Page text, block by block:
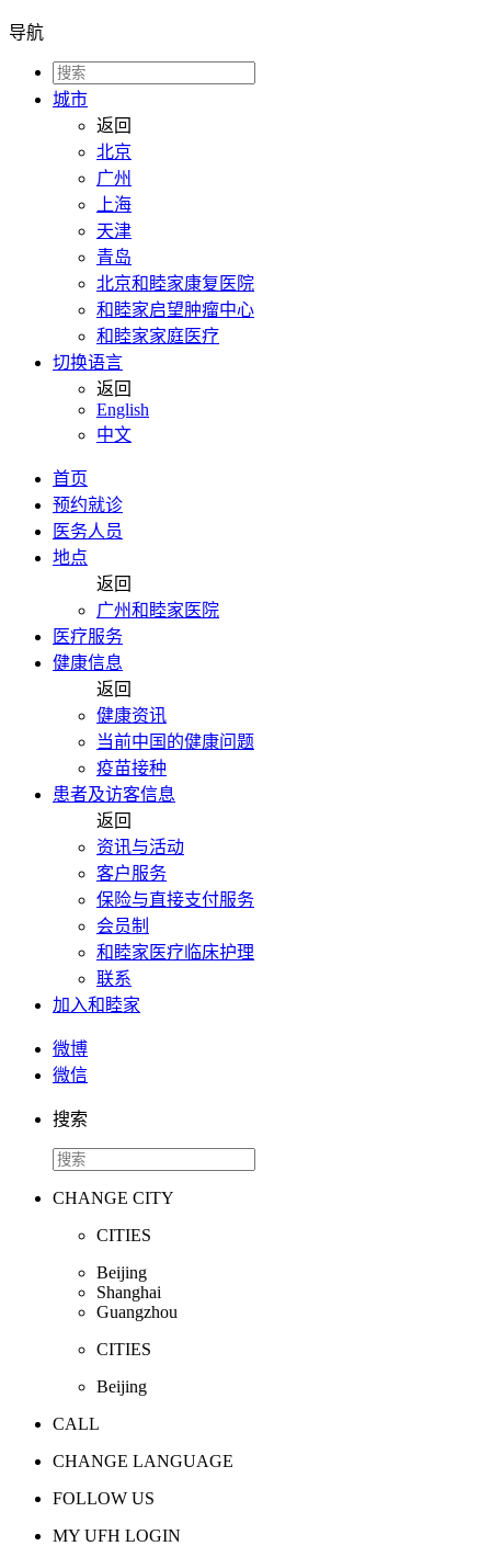
导航
城市
返回
北京
广州
上海
天津
青岛
北京和睦家康复医院
和睦家启望肿瘤中心
和睦家家庭医疗
切换语言
返回
English
中文
首页
预约就诊
医务人员
地点
返回
广州和睦家医院
医疗服务
健康信息
返回
健康资讯
当前中国的健康问题
疫苗接种
患者及访客信息
返回
资讯与活动
客户服务
保险与直接支付服务
会员制
和睦家医疗临床护理
联系
加入和睦家
微博
微信
搜索
CHANGE CITY
CITIES
Beijing
Shanghai
Guangzhou
CITIES
Beijing
CALL
CHANGE LANGUAGE
FOLLOW US
MY UFH LOGIN